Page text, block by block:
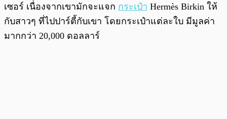
เซอร์ เนื่องจากเขามักจะแจก กระเป๋า Hermès Birkin ให้
กับสาวๆ ที่ไปปาร์ตี้กับเขา โดยกระเป๋าแต่ละใบ มีมูลค่า
มากกว่า 20,000 ดอลลาร์